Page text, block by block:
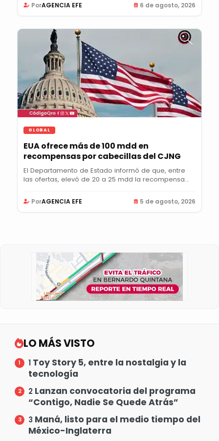
PorAGENCIA EFE 6 de agosto, 2026
GLOBAL
EUA ofrece más de 100 mdd en
recompensas por cabecillas del CJNG
El Departamento de Estado informó de que, entre
las ofertas, elevó de 20 a 25 mdd la recompensa
PorAGENCIA EFE 5 de agosto, 2026
LO MÁS VISTO
1 Toy Story 5, entre la nostalgia y la
tecnología
2 Lanzan convocatoria del programa
“Contigo, Nadie Se Quede Atrás”
3 Maná, listo para el medio tiempo del
México-Inglaterra